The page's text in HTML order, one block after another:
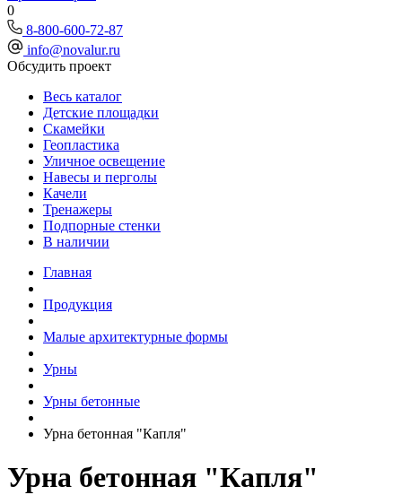
0
8-800-600-72-87
info@novalur.ru
Обсудить проект
Весь каталог
Детские площадки
Скамейки
Геопластика
Уличное освещение
Навесы и перголы
Качели
Тренажеры
Подпорные стенки
В наличии
Главная
Продукция
Малые архитектурные формы
Урны
Урны бетонные
Урна бетонная "Капля"
Урна бетонная "Капля"